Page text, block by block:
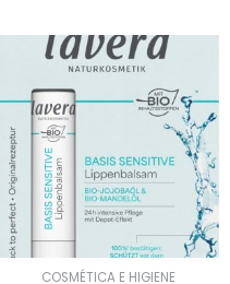
COSMÉTICA E HIGIENE